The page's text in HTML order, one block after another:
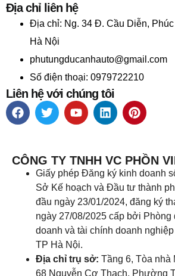
Địa chỉ liên hệ
Địa chỉ: Ng. 34 Đ. Cầu Diễn,
Hà Nội
phutungducanhauto@gmail.com
Số điện thoại: 0979722210
Liên hệ với chúng tôi
CÔNG TY TNHH VC PHỒN
Giấy phép Đăng ký kinh doanh
Sở Kế hoạch và Đầu tư thành
đầu ngày 23/01/2024, đăng ký
ngày 27/08/2025 cấp bởi Phòng
doanh và tài chính doanh
TP Hà Nội.
Địa chỉ trụ sở: Tầng 6, Tòa nhà
68 Nguyễn Cơ Thạch, Phường